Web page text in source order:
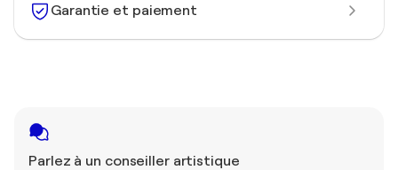
Garantie et paiement
Parlez à un conseiller artistique